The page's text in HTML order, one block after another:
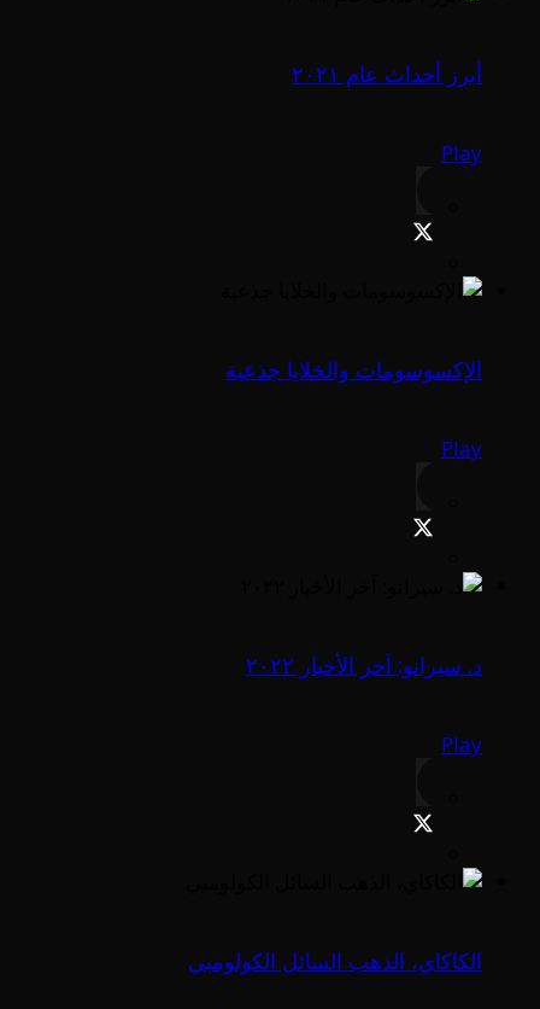
أبرز أحداث عام ٢٠٢١
Play
الإكسوسومات والخلايا جذعية
Play
د. سيرانو: اَخر الأخبار ٢٠٢٢
Play
الكاكاي، الذهب السائل الكولومبي